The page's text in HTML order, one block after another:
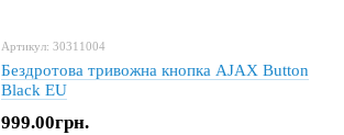
Артикул: 30311004
Бездротова тривожна кнопка AJAX Button
Black EU
999.00грн.